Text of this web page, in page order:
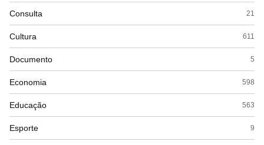
Consulta 21
Cultura 611
Documento 5
Economia 598
Educação 563
Esporte 9